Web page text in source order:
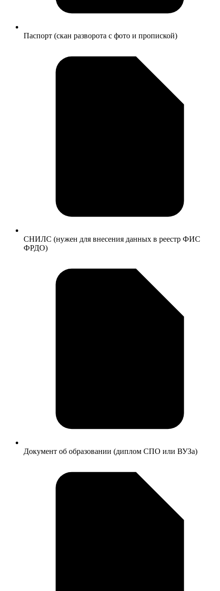
Паспорт (скан разворота с фото и пропиской)
СНИЛС (нужен для внесения данных в реестр ФИС
ФРДО)
Документ об образовании (диплом СПО или ВУЗа)